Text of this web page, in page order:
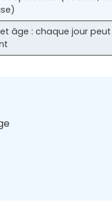
âge : chaque jour